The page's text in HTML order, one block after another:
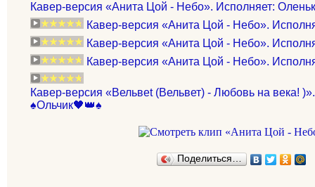
Кавер-версия «Анита Цой - Небо». Исполняет:
Кавер-версия «Анита Цой - Небо».
Кавер-версия «Анита Цой - Небо».
Кавер-версия «Анита Цой - Небо».
Кавер-версия «Вельвеt (Вельвет) - Любовь на века!
♠️Ольчик🖤👑♠️
Поделиться…